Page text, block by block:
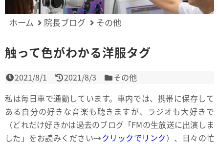
ホーム 院長ブログ その他
触って色がわかる洋服タグ
2021/8/1 2021/8/3
その他
私は毎日車で通勤しています。車内では、携帯に保存して
ある自分の好きな音楽も聴きますが、ラジオも大好きで
（どれだけ好きかは過去のブログ 「FMの生放送に出演しま
した」 をお読みください→クリックでリンク）、日々の忙